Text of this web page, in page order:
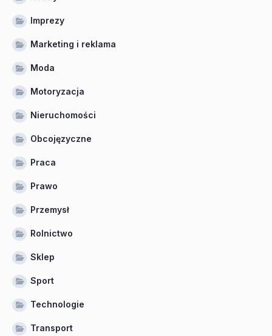
Imprezy
Marketing i reklama
Moda
Motoryzacja
Nieruchomości
Obcojęzyczne
Praca
Prawo
Przemysł
Rolnictwo
Sklep
Sport
Technologie
Transport